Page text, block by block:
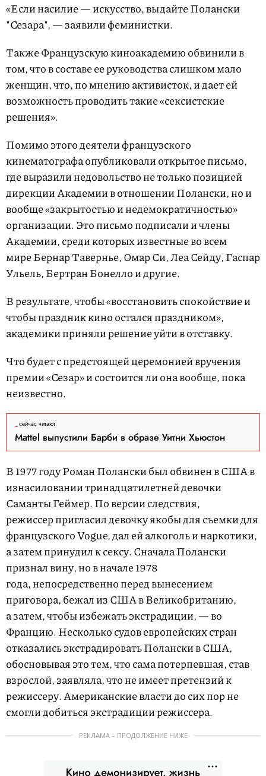
«Если насилие — искусство, выдайте Полански
"Сезара", — заявили феминистки.
Также Французскую киноакадемию обвинили в
том, что в составе ее руководства слишком мало
женщин, что, по мнению активисток, и дает ей
возможность проводить такие «сексистские
решения».
Помимо этого деятели французского
кинематографа опубликовали открытое письмо,
где выразили недовольство не только позицией
дирекции Академии в отношении Полански, но и
вообще «закрытостью и недемократичностью»
организации. Это письмо подписали и члены
Академии, среди которых известные во всем
мире Бернар Тавернье, Омар Си, Леа Сейду, Гаспар
Ульель, Бертран Бонелло и другие.
В результате, чтобы «восстановить спокойствие и
чтобы праздник кино остался праздником»,
академики приняли решение уйти в отставку.
Что будет с предстоящей церемонией вручения
премии «Сезар» и состоится ли она вообще, пока
неизвестно.
сейчас читают
Mattel выпустили Барби в образе Уитни Хьюстон
В 1977 году Роман Полански был обвинен в США в
изнасиловании тринадцатилетней девочки
Саманты Геймер. По версии следствия,
режиссер пригласил девочку якобы для съемки для
французского Vogue, дал ей алкоголь и наркотики,
а затем принудил к сексу. Сначала Полански
признал вину, но в начале 1978
года, непосредственно перед вынесением
приговора, бежал из США в Великобританию,
а затем, чтобы избежать экстрадиции, — во
Францию. Несколько судов европейских стран
отказались экстрадировать Полански в США,
обосновывая это тем, что сама потерпевшая, став
взрослой, заявляла, что не имеет претензий к
режиссеру. Американские власти до сих пор не
смогли добиться экстрадиции режиссера.
РЕКЛАМА – ПРОДОЛЖЕНИЕ НИЖЕ